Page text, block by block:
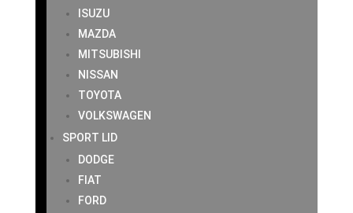
ISUZU
MAZDA
MITSUBISHI
NISSAN
TOYOTA
VOLKSWAGEN
SPORT LID
DODGE
FIAT
FORD